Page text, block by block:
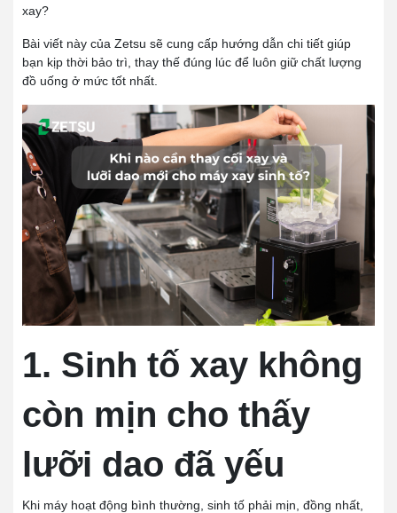
xay?
Bài viết này của Zetsu sẽ cung cấp hướng dẫn chi tiết giúp
bạn kịp thời bảo trì, thay thế đúng lúc để luôn giữ chất lượng
đồ uống ở mức tốt nhất.
1. Sinh tố xay không
còn mịn cho thấy
lưỡi dao đã yếu
Khi máy hoạt động bình thường, sinh tố phải mịn, đồng nhất,